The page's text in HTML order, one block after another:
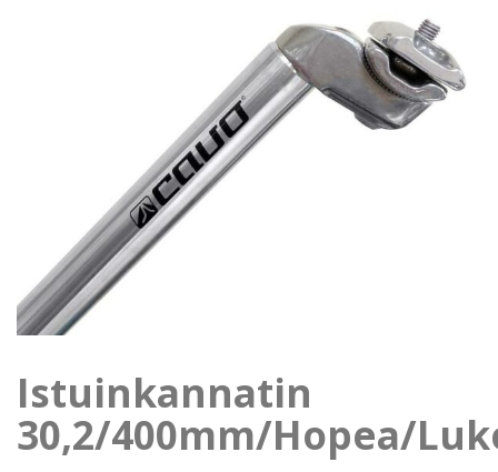
Istuinkannatin
30,2/400mm/Hopea/